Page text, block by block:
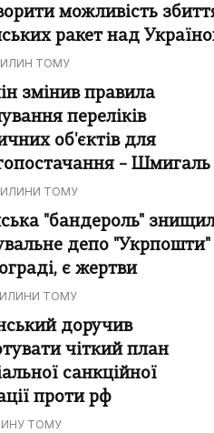
можливість
ракет над
ТОМУ
змінив правила
переліків
об'єктів для
– Шмигаль
ТОМУ
"бандероль"
депо "Укрпошти"
є жертви
ТОМУ
доручив
чіткий план
санкційної
проти рф
ТОМУ